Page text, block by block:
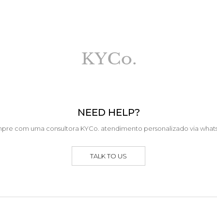
NEED HELP?
com uma consultora KYCo. atendimento personalizado via
TALK TO US